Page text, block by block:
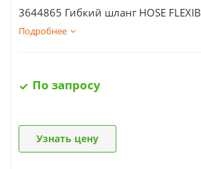
3644865 Гибкий шланг HOSE
Подробнее
По запросу
Узнать цену